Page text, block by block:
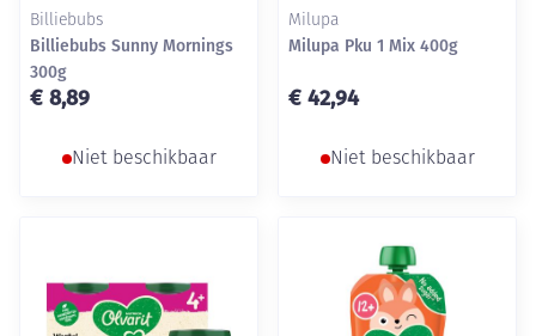
Billiebubs
Billiebubs Sunny Mornings
300g
€ 8,89
Niet beschikbaar
Milupa
Milupa Pku 1 Mix 400g
€ 42,94
Niet beschikbaar